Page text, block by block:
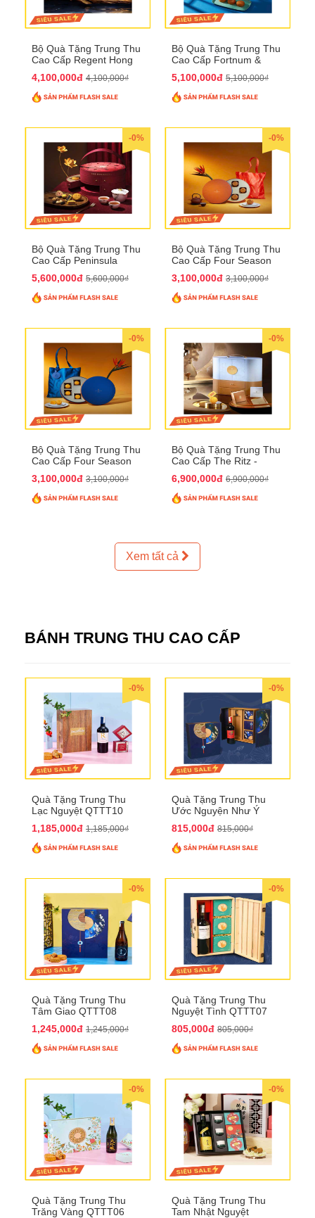
Bộ Quà Tặng Trung Thu
Cao Cấp Regent Hong
4,100,000đ 4,100,000₫
Bộ Quà Tặng Trung Thu
Cao Cấp Fortnum &
5,100,000đ 5,100,000₫
-0%
Bộ Quà Tặng Trung Thu
Cao Cấp Peninsula
5,600,000đ 5,600,000₫
-0%
Bộ Quà Tặng Trung Thu
Cao Cấp Four Season
3,100,000đ 3,100,000₫
-0%
Bộ Quà Tặng Trung Thu
Cao Cấp Four Season
3,100,000đ 3,100,000₫
-0%
Bộ Quà Tặng Trung Thu
Cao Cấp The Ritz -
6,900,000đ 6,900,000₫
Xem tất cả
BÁNH TRUNG THU CAO CẤP
-0%
Quà Tặng Trung Thu
Lạc Nguyệt QTTT10
1,185,000đ 1,185,000₫
-0%
Quà Tặng Trung Thu
Ước Nguyện Như Ý
815,000đ 815,000₫
-0%
Quà Tặng Trung Thu
Tâm Giao QTTT08
1,245,000đ 1,245,000₫
-0%
Quà Tặng Trung Thu
Nguyệt Tình QTTT07
805,000đ 805,000₫
-0%
Quà Tặng Trung Thu
Trăng Vàng QTTT06
-0%
Quà Tặng Trung Thu
Tam Nhật Nguyệt